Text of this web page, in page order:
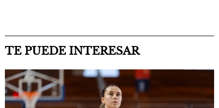
TE PUEDE INTERESAR